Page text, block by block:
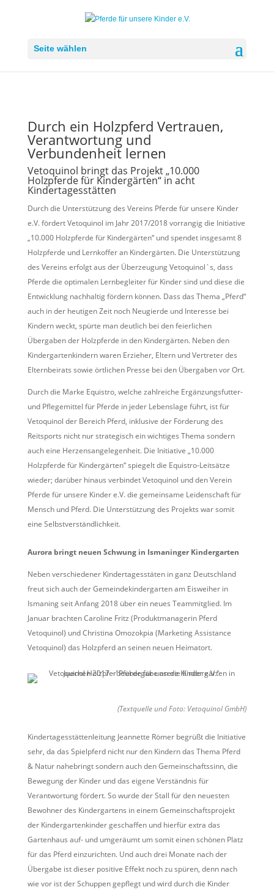
Seite wählen
Durch ein Holzpferd Vertrauen,
Verantwortung und
Verbundenheit lernen
Vetoquinol bringt das Projekt „10.000
Holzpferde für Kindergärten“ in acht
Kindertagesstätten
Durch die Unterstützung des Vereins Pferde für unsere Kinder
e.V. fördert Vetoquinol im Jahr 2017/2018 vorrangig die Initiative
„10.000 Holzpferde für Kindergärten“ und spendet insgesamt 8
Holzpferde und Lernkoffer an Kindergärten. Die Unterstützung
des Vereins erfolgt aus der Überzeugung Vetoquinol`s, dass
Pferde die optimalen Lernbegleiter für Kinder sind und diese die
Entwicklung nachhaltig fördern können. Dass das Thema „Pferd“
auch in der heutigen Zeit noch Neugierde und Interesse bei
Kindern weckt, spürte man deutlich bei den feierlichen
Übergaben der Holzpferde in den Kindergärten. Neben den
Kindergartenkindern waren Erzieher, Eltern und Vertreter des
Elternbeirats sowie örtlichen Presse bei den Übergaben vor Ort.
Durch die Marke Equistro, welche zahlreiche Ergänzungsfutter-
und Pflegemittel für Pferde in jeder Lebenslage führt, ist für
Vetoquinol der Bereich Pferd, inklusive der Förderung des
Reitsports nicht nur strategisch ein wichtiges Thema sondern
auch eine Herzensangelegenheit. Die Initiative „10.000
Holzpferde für Kindergärten“ spiegelt die Equistro-Leitsätze
wieder; darüber hinaus verbindet Vetoquinol und den Verein
Pferde für unsere Kinder e.V. die gemeinsame Leidenschaft für
Mensch und Pferd. Die Unterstützung des Projekts war somit
eine Selbstverständlichkeit.
Aurora bringt neuen Schwung in Ismaninger Kindergarten
Neben verschiedener Kindertagesstäten in ganz Deutschland
freut sich auch der Gemeindekindergarten am Eisweiher in
Ismaning seit Anfang 2018 über ein neues Teammitglied. Im
Januar brachten Caroline Fritz (Produktmanagerin Pferd
Vetoquinol) und Christina Omozokpia (Marketing Assistance
Vetoquinol) das Holzpferd an seinen neuen Heimatort.
(Textquelle und Foto: Vetoquinol GmbH)
Kindertagesstättenleitung Jeannette Römer begrüßt die Initiative
sehr, da das Spielpferd nicht nur den Kindern das Thema Pferd
& Natur nahebringt sondern auch den Gemeinschaftssinn, die
Bewegung der Kinder und das eigene Verständnis für
Verantwortung fördert. So wurde der Stall für den neuesten
Bewohner des Kindergartens in einem Gemeinschaftsprojekt
der Kindergartenkinder geschaffen und hierfür extra das
Gartenhaus auf- und umgeräumt um somit einen schönen Platz
für das Pferd einzurichten. Und auch drei Monate nach der
Übergabe ist dieser positive Effekt noch zu spüren, denn nach
wie vor ist der Schuppen gepflegt und wird durch die Kinder